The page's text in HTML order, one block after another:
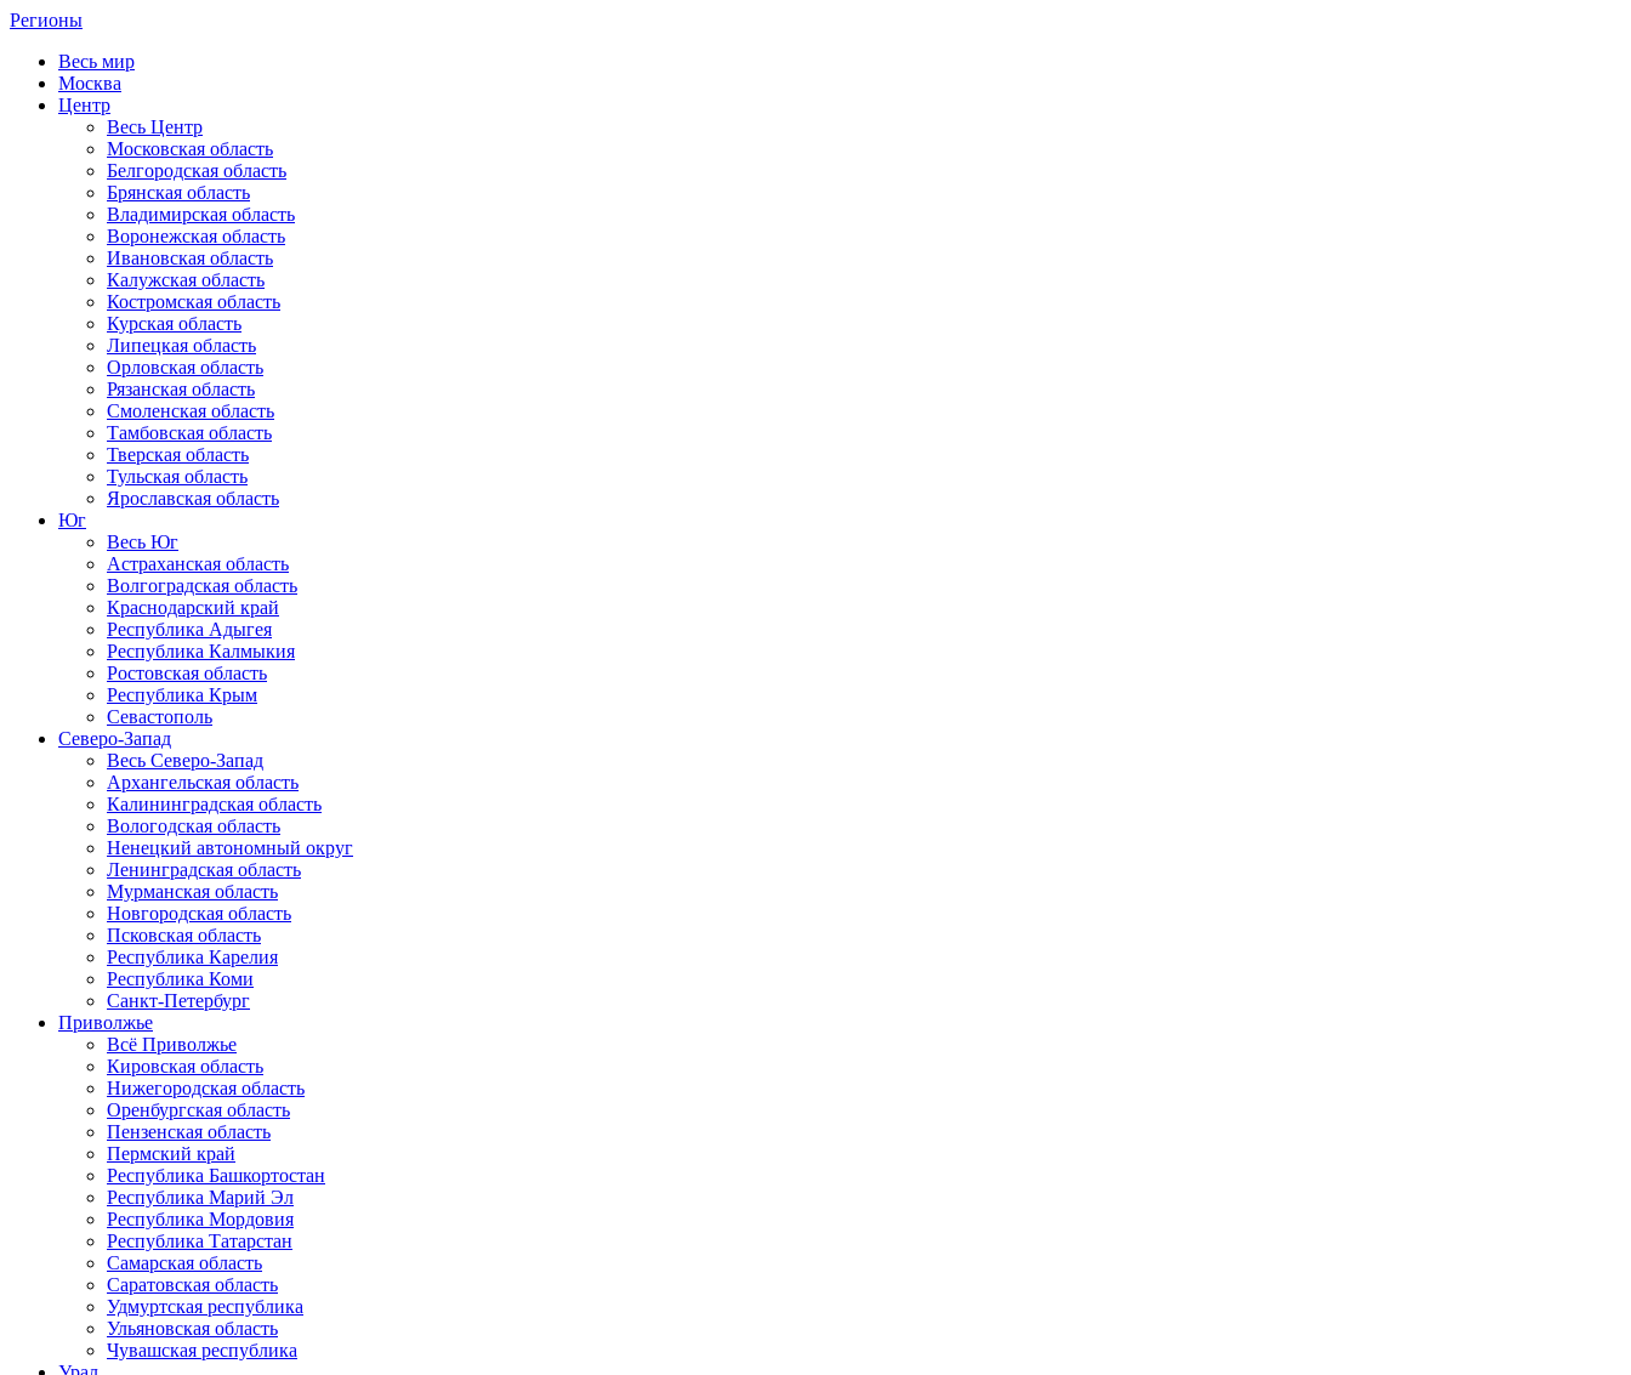
Регионы
Весь мир
Москва
Центр
Весь Центр
Московская область
Белгородская область
Брянская область
Владимирская область
Воронежская область
Ивановская область
Калужская область
Костромская область
Курская область
Липецкая область
Орловская область
Рязанская область
Смоленская область
Тамбовская область
Тверская область
Тульская область
Ярославская область
Юг
Весь Юг
Астраханская область
Волгоградская область
Краснодарский край
Республика Адыгея
Республика Калмыкия
Ростовская область
Республика Крым
Севастополь
Северо-Запад
Весь Северо-Запад
Архангельская область
Калининградская область
Вологодская область
Ненецкий автономный округ
Ленинградская область
Мурманская область
Новгородская область
Псковская область
Республика Карелия
Республика Коми
Санкт-Петербург
Приволжье
Всё Приволжье
Кировская область
Нижегородская область
Оренбургская область
Пензенская область
Пермский край
Республика Башкортостан
Республика Марий Эл
Республика Мордовия
Республика Татарстан
Самарская область
Саратовская область
Удмуртская республика
Ульяновская область
Чувашская республика